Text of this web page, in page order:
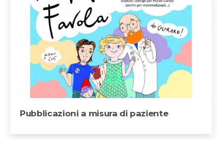
Pubblicazioni a misura di paziente